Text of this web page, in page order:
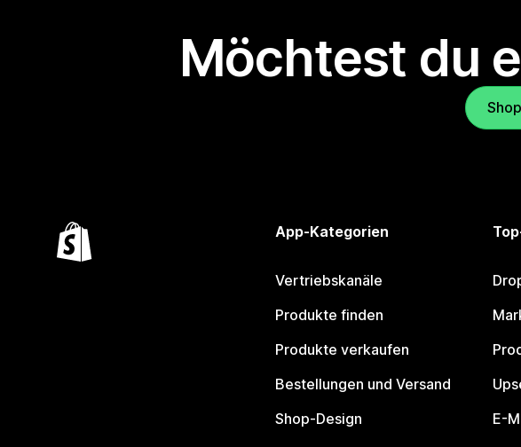
Möchtest du
App-Kategorien
Vertriebskanäle
Produkte finden
Produkte verkaufen
Bestellungen und Versand
Shop-Design
E-